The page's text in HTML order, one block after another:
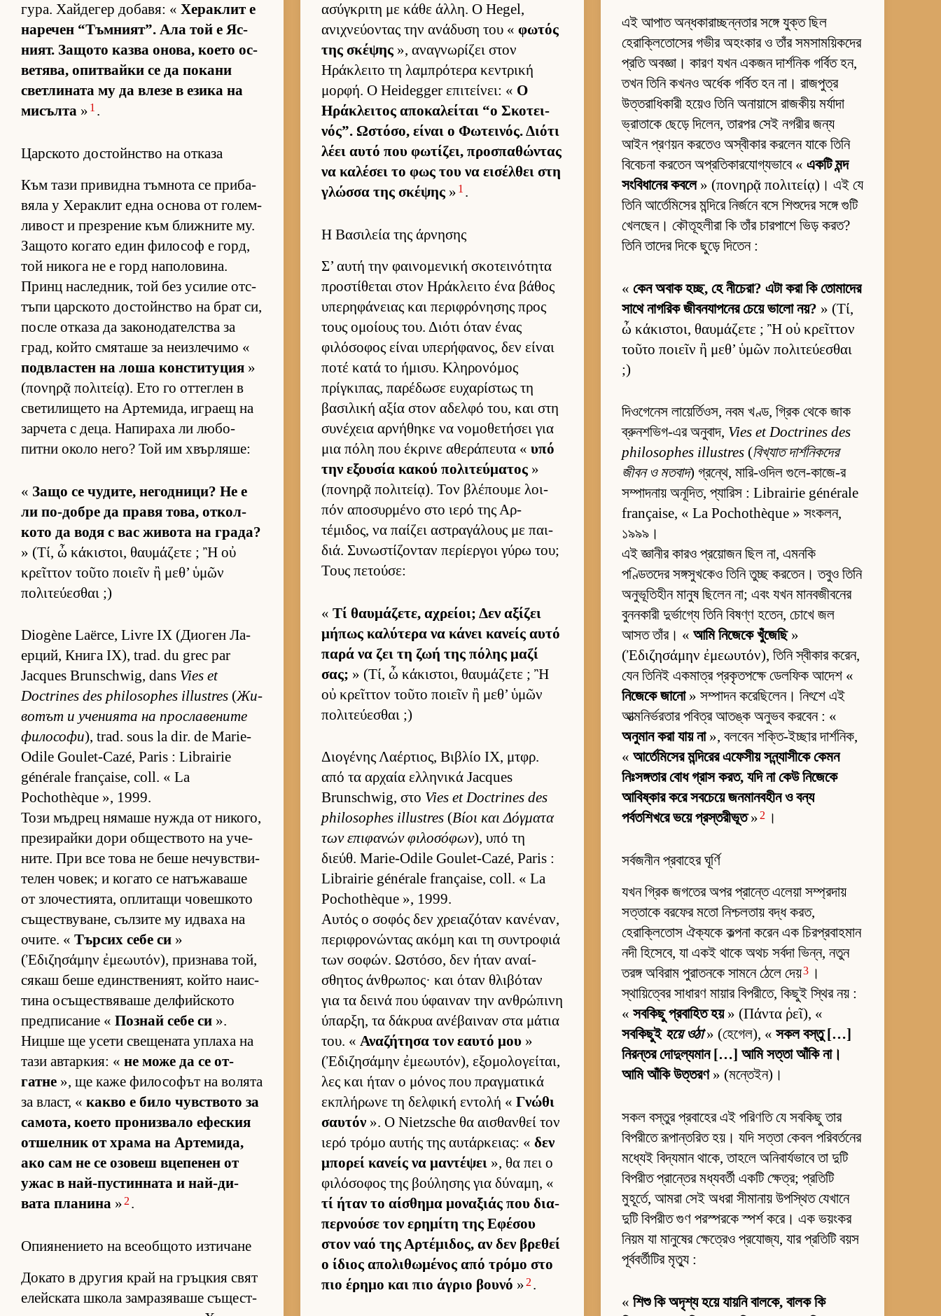
гу­ра. Хай­де­гер до­ба­вя: « Хе­рак­лит е
на­ре­чен “Тъм­ни­ят”. Ала той е Яс­
ни­ят. За­щото казва оно­ва, ко­ето ос­
ве­тя­ва, опит­вайки се да по­кани
свет­ли­ната му да влезе в езика на
ми­сълта » 1 .
Царското достойнство на отказа
Към тази при­видна тъм­нота се при­ба­
вяла у Хе­рак­лит една ос­нова от го­лем­
ли­вост и през­ре­ние към ближ­ните му.
За­щото ко­гато един фи­ло­соф е горд,
той ни­кога не е горд на­по­ло­ви­на.
Принц нас­лед­ник, той без уси­лие от­с­
тъпи цар­с­кото дос­тойн­с­тво на брат си,
после от­каза да за­ко­но­да­тел­с­тва за
град, който смя­таше за не­из­ле­чимо «
под­в­лас­тен на лоша кон­с­ти­ту­ция »
(πονηρᾷ πολιτείᾳ). Ето го от­тег­лен в
све­ти­ли­щето на Ар­те­ми­да, иг­раещ на
зар­чета с де­ца. На­пи­раха ли лю­бо­
питни около не­го? Той им хвър­ля­ше:
« Защо се чу­ди­те, не­год­ни­ци? Не е
ли по-добре да правя то­ва, от­кол­
кото да водя с вас жи­вота на гра­да?
» (Τί, ὦ κάκιστοι, θαυμάζετε ; Ἢ οὐ
κρεῖττον τοῦτο ποιεῖν ἢ μεθ’ ὑμῶν
πολιτεύεσθαι ;)
Diogène Laërce, Livre IX (Ди­о­ген Ла­
ер­ций, Книга IX), trad. du grec par
Jacques Brunschwig, dans Vies et
Doctrines des philosophes illustres (Жи­
во­тът и уче­ни­ята на прос­ла­ве­ните
фи­ло­софи), trad. sous la dir. de Marie-
Odile Goulet-Cazé, Paris : Librairie
générale française, coll. « La
Pochothèque », 1999.
Този мъд­рец ня­маше нужда от ни­ко­го,
пре­зи­райки дори об­щес­т­вото на уче­
ни­те. При все това не беше не­чув­с­т­ви­
те­лен чо­век; и ко­гато се на­тъ­жа­ваше
от зло­чес­ти­я­та, оп­ли­тащи чо­веш­кото
съ­щес­т­ву­ва­не, съл­зите му ид­ваха на
очи­те. « Тър­сих себе си »
(Ἐδιζησάμην ἐμεωυτόν), приз­нава той,
ся­каш беше един­с­т­ве­ни­ят, който на­ис­
тина осъ­щес­т­вя­ваше дел­фийс­кото
пред­пи­са­ние « Поз­най себе си ».
Ницше ще усети све­ще­ната уп­лаха на
тази ав­тар­кия: « не може да се от­
гатне », ще каже фи­ло­со­фът на во­лята
за власт, « какво е било чув­с­т­вото за
са­мо­та, ко­ето про­низ­вало ефес­кия
от­шел­ник от храма на Ар­те­ми­да,
ако сам не се озо­веш вце­пе­нен от
ужас в най-пус­тин­ната и най-ди­
вата пла­нина » 2 .
Опиянението на всеобщото изтичане
До­като в дру­гия край на гръц­кия свят
елейс­ката школа зам­ра­зя­ваше съ­щес­т­
ασύγκριτη με κάθε άλ­λη. Ο Hegel,
ανιχνεύ­οντας την ανάδυση του «φωτός
της σκέψης », αναγνωρίζει στον
Ηράκλειτο τη λαμπρότερα κεντρική
μορ­φή. Ο Heidegger επιτεί­νει: « Ο
Ηράκλει­τος αποκαλεί­ται “ο Σκοτει­
νός”. Ωστόσο, εί­ναι ο Φωτει­νός. Διότι
λέει αυτό που φωτίζει, προσπαθώντας
να καλέσει το φως του να ει­σέλ­θει στη
γλώσσα της σκέψης » 1 .
Η Βασιλεία της άρνησης
Σ’ αυτή την φαι­νομενική σκοτει­νότητα
προστίθεται στον Ηράκλειτο ένα βάθος
υπερηφάνειας και περιφρόνησης προς
τους ομοί­ους του. Διότι όταν ένας
φιλόσοφος εί­ναι υπερήφανος, δεν εί­ναι
ποτέ κατά το ήμισυ. Κληρονόμος
πρίγκιπας, παρέδωσε ευ­χαρίστως τη
βασιλική αξία στον αδελφό του, και στη
συνέχεια αρ­νήθηκε να νομοθετήσει για
μια πόλη που έκρινε αθεράπευτα «υπό
την εξου­σία κακού πολιτεύ­ματος »
(πονηρᾷ πολιτεί­ᾳ). Τον βλέπουμε λοι­
πόν αποσυρ­μένο στο ιερό της Αρ­
τέμιδος, να παί­ζει αστραγάλους με παι­
διά. Συνωστίζονταν περίερ­γοι γύρω του;
Τους πετού­σε:
«Τί θαυ­μάζετε, αχρεί­οι; Δεν αξίζει
μήπως καλύτερα να κάνει κανείς αυτό
παρά να ζει τη ζωή της πόλης μαζί
σας; » (Τί, ὦ κάκιστοι, θαυ­μάζετε ; Ἢ
οὐ κρεῖτ­τον τοῦτο ποιεῖν ἢ μεθ’ ὑμῶν
πολιτεύ­εσθαι ;)
Διο­γένης Λαέρ­τιος, Βιβλίο IX, μτ­φρ.
από τα αρ­χαία ελ­ληνικά Jacques
Brunschwig, στο Vies et Doctrines des
philosophes illustres (Βίοι και Δόγ­ματα
των επιφανών φιλοσόφων), υπό τη
διεύθ. Marie-Odile Goulet-Cazé, Paris :
Librairie générale française, coll. « La
Pochothèque », 1999.
Αυ­τός ο σοφός δεν χρεια­ζόταν κανέναν,
περιφρονώντας ακόμη και τη συντροφιά
των σοφών. Ωστόσο, δεν ήταν αναί­
σθητος άν­θρωπος· και όταν θλιβόταν
για τα δεινά που ύφαι­ναν την αν­θρώπινη
ύπαρ­ξη, τα δάκρυα ανέβαι­ναν στα μάτια
του. «Αναζήτησα τον εαυτό μου »
(Ἐδιζησάμην ἐμεωυτόν), εξομολογεί­ται,
λες και ήταν ο μόνος που πραγ­ματικά
εκ­πλήρωνε τη δελ­φική εντολή «Γνώθι
σαυ­τόν ». Ο Nietzsche θα αι­σθαν­θεί τον
ιερό τρόμο αυ­τής της αυ­τάρ­κειας: «δεν
μπορεί κανείς να μαντέψει », θα πει ο
φιλόσοφος της βού­λησης για δύναμη, «
τί ήταν το αί­σθημα μοναξιάς που δια­
περ­νούσε τον ερημίτη της Εφέσου
στον ναό της Αρ­τέμιδος, αν δεν βρεθεί
ο ίδιος απολιθωμένος από τρόμο στο
πιο έρημο και πιο άγριο βουνό » 2 .
এই আপাত অন্ধকারাচ্ছন্নতার সঙ্গে যুক্ত ছিল
হেরাক্লিতোসের গভীর অহংকার ও তাঁর সমসাময়িকদের
প্রতি অবজ্ঞা। কারণ যখন একজন দার্শনিক গর্বিত হন,
তখন তিনি কখনও অর্ধেক গর্বিত হন না। রাজপুত্র
উত্তরাধিকারী হয়েও তিনি অনায়াসে রাজকীয় মর্যাদা
ভ্রাতাকে ছেড়ে দিলেন, তারপর সেই নগরীর জন্য
আইন প্রণয়ন করতেও অস্বীকার করলেন যাকে তিনি
বিবেচনা করতেন অপ্রতিকারযোগ্যভাবে «একটি মন্দ
সংবিধানের কবলে» (πονηρᾷ πολιτείᾳ)। এই যে
তিনি আর্তেমিসের মন্দিরে নির্জনে বসে শিশুদের সঙ্গে গুটি
খেলছেন। কৌতূহলীরা কি তাঁর চারপাশে ভিড় করত?
তিনি তাদের দিকে ছুড়ে দিতেন :
«কেন অবাক হচ্ছ, হে নীচেরা? এটা করা কি তোমাদের
সাথে নাগরিক জীবনযাপনের চেয়ে ভালো নয়? » (Τί,
ὦ κάκιστοι, θαυμάζετε ; Ἢ οὐ κρεῖττον
τοῦτο ποιεῖν ἢ μεθ’ ὑμῶν πολιτεύεσθαι
;)
দিওগেনেস লায়ের্তিওস, নবম খণ্ড, গ্রিক থেকে জাক
ব্রুনশভিগ-এর অনুবাদ, Vies et Doctrines des
philosophes illustres (বিখ্যাত দার্শনিকদের
জীবন ও মতবাদ) গ্রন্থে, মারি-ওদিল গুলে-কাজে-র
সম্পাদনায় অনূদিত, প্যারিস : Librairie générale
française, « La Pochothèque » সংকলন,
১৯৯৯।
এই জ্ঞানীর কারও প্রয়োজন ছিল না, এমনকি
পণ্ডিতদের সঙ্গসুখকেও তিনি তুচ্ছ করতেন। তবুও তিনি
অনুভূতিহীন মানুষ ছিলেন না; এবং যখন মানবজীবনের
বুননকারী দুর্ভাগ্যে তিনি বিষণ্ণ হতেন, চোখে জল
আসত তাঁর। «আমি নিজেকে খুঁজেছি»
(Ἐδιζησάμην ἐμεωυτόν), তিনি স্বীকার করেন,
যেন তিনিই একমাত্র প্রকৃতপক্ষে ডেলফিক আদেশ «
নিজেকে জানো» সম্পাদন করেছিলেন। নিৎশে এই
আত্মনির্ভরতার পবিত্র আতঙ্ক অনুভব করবেন : «
অনুমান করা যায় না», বলবেন শক্তি-ইচ্ছার দার্শনিক,
«আর্তেমিসের মন্দিরের এফেসীয় সন্ন্যাসীকে কেমন
নিঃসঙ্গতার বোধ গ্রাস করত, যদি না কেউ নিজেকে
আবিষ্কার করে সবচেয়ে জনমানবহীন ও বন্য
পর্বতশিখরে ভয়ে প্রস্তরীভূত» 2 ।
সর্বজনীন প্রবাহের ঘূর্ণি
যখন গ্রিক জগতের অপর প্রান্তে এলেয়া সম্প্রদায়
সত্তাকে বরফের মতো নিশ্চলতায় বদ্ধ করত,
হেরাক্লিতোস ঐক্যকে কল্পনা করেন এক চিরপ্রবাহমান
নদী হিসেবে, যা একই থাকে অথচ সর্বদা ভিন্ন, নতুন
তরঙ্গ অবিরাম পুরাতনকে সামনে ঠেলে দেয়3 ।
স্থায়িত্বের সাধারণ মায়ার বিপরীতে, কিছুই স্থির নয় :
«সবকিছু প্রবাহিত হয়» (Πάντα ῥεῖ), «
সবকিছুই হয়ে ওঠা» (হেগেল), «সকল বস্তু […]
নিরন্তর দোদুল্যমান […] আমি সত্তা আঁকি না।
আমি আঁকি উত্তরণ» (মন্তেইন)।
সকল বস্তুর প্রবাহের এই পরিণতি যে সবকিছু তার
বিপরীতে রূপান্তরিত হয়। যদি সত্তা কেবল পরিবর্তনের
মধ্যেই বিদ্যমান থাকে, তাহলে অনিবার্যভাবে তা দুটি
বিপরীত প্রান্তের মধ্যবর্তী একটি ক্ষেত্র; প্রতিটি
মুহূর্তে, আমরা সেই অধরা সীমানায় উপস্থিত যেখানে
দুটি বিপরীত গুণ পরস্পরকে স্পর্শ করে। এক ভয়ংকর
নিয়ম যা মানুষের ক্ষেত্রেও প্রযোজ্য, যার প্রতিটি বয়স
পূর্ববর্তীটির মৃত্যু :
«শিশু কি অদৃশ্য হয়ে যায়নি বালকে, বালক কি